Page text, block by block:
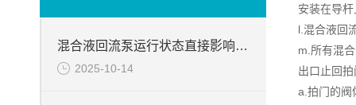
混合液回流泵运行状态直接影响整个工艺流程的稳定性与效率
2025-10-14
安装在导
l.混合液回
m.所有混
出口止回
a.拍门的阀